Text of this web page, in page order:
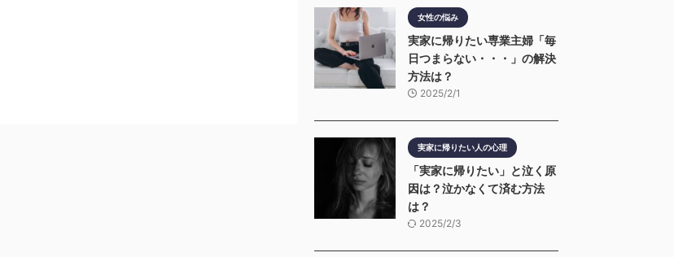
女性の悩み
実家に帰りたい専業主婦「毎
日つまらない・・・」の解決
方法は？
2025/2/1
実家に帰りたい人の心理
「実家に帰りたい」と泣く原
因は？泣かなくて済む方法
は？
2025/2/3